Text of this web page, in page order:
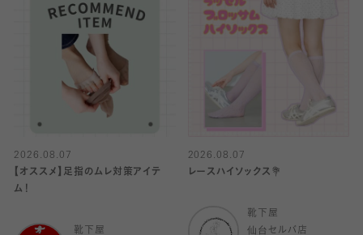
2026.08.07
【オススメ】足指のムレ対策アイテ
ム！
靴下屋
2026.08.07
レースハイソックス💐
靴下屋
仙台セルバ店